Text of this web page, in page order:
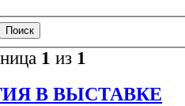
1 из 1
В ВЫСТАВКЕ